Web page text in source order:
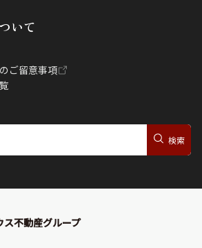
いて
ご留意事項
ス不動産グループ